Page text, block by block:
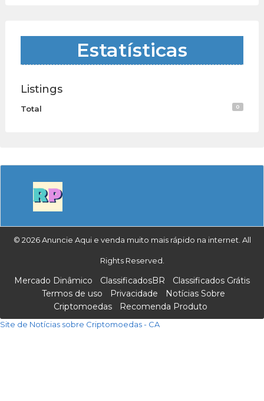
Estatísticas
Listings
Total 0
© 2026 Anuncie Aqui e venda muito mais rápido na internet. All
Rights Reserved.
Mercado Dinâmico ClassificadosBR
Classificados Grátis
Termos de uso
Privacidade
Notícias Sobre
Criptomoedas
Recomenda Produto
Site de Notícias sobre Criptomoedas - CA